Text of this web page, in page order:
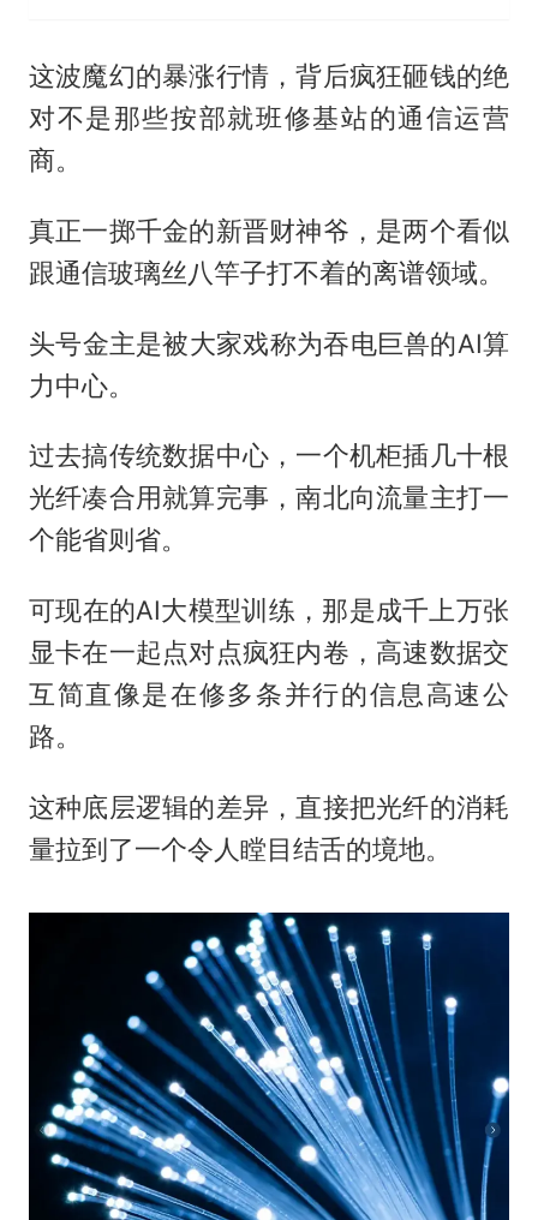
这波魔幻的暴涨行情，背后疯狂砸钱的绝
对不是那些按部就班修基站的通信运营
商。
真正一掷千金的新晋财神爷，是两个看似
跟通信玻璃丝八竿子打不着的离谱领域。
头号金主是被大家戏称为吞电巨兽的AI算
力中心。
过去搞传统数据中心，一个机柜插几十根
光纤凑合用就算完事，南北向流量主打一
个能省则省。
可现在的AI大模型训练，那是成千上万张
显卡在一起点对点疯狂内卷，高速数据交
互简直像是在修多条并行的信息高速公
路。
这种底层逻辑的差异，直接把光纤的消耗
量拉到了一个令人瞠目结舌的境地。